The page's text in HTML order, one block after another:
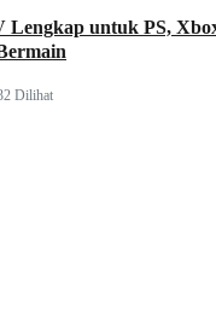
Lengkap untuk PS,
Dilihat